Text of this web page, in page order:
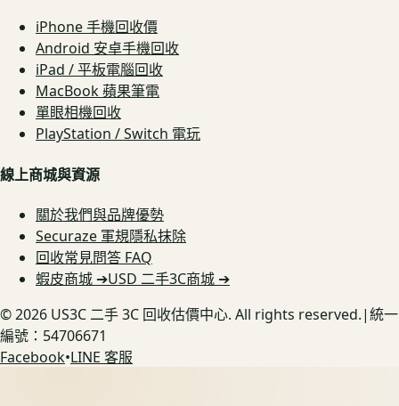
iPhone 手機回收價
Android 安卓手機回收
iPad / 平板電腦回收
MacBook 蘋果筆電
單眼相機回收
PlayStation / Switch 電玩
線上商城與資源
關於我們與品牌優勢
Securaze 軍規隱私抹除
回收常見問答 FAQ
蝦皮商城 ➔USD 二手3C商城 ➔
©2026 US3C 二手 3C 回收估價中心. All rights reserved.|統一
編號：54706671
Facebook•LINE 客服